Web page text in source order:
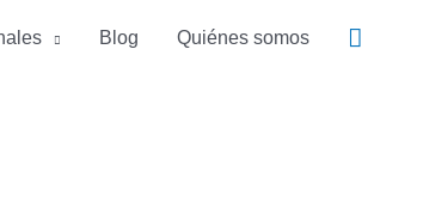
Blog Quiénes somos